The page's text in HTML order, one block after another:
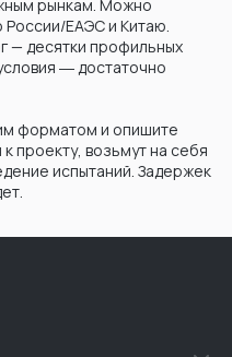
рынкам. Можно
России/ЕАЭС и Китаю.
— десятки профильных
― достаточно
форматом и опишите
проекту, возьмут на себя
испытаний. Задержек